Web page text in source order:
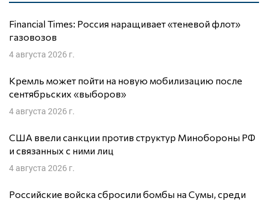
Financial Times: Россия наращивает «теневой флот»
газовозов
4 августа 2026 г.
Кремль может пойти на новую мобилизацию после
сентябрьских «выборов»
4 августа 2026 г.
США ввели санкции против структур Минобороны РФ
и связанных с ними лиц
4 августа 2026 г.
Российские войска сбросили бомбы на Сумы, среди